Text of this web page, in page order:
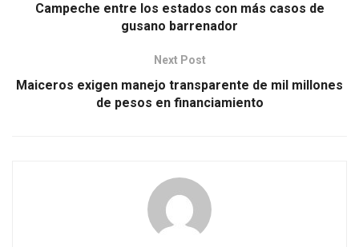
Campeche entre los estados con más casos de
gusano barrenador
Next Post
Maiceros exigen manejo transparente de mil millones
de pesos en financiamiento